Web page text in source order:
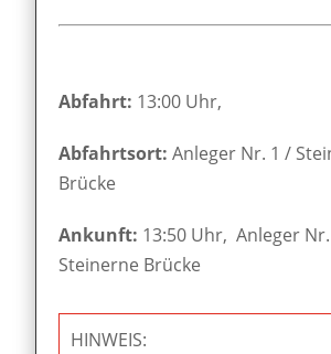
Abfahrt: 13:00 Uhr,
Abfahrtsort:Anleger Nr. 1 /
Brücke
Ankunft: 13:50 Uhr, Anleger
Steinerne Brücke
HINWEIS: